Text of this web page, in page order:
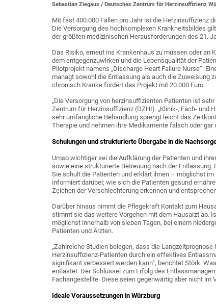
Sebastian Ziegaus / Deutsches Zentrum für Herzinsuffizienz
Mit fast 400.000 Fällen pro Jahr ist die Herzinsuffizienz
Die Versorgung des hochkomplexen Krankheitsbildes
der größten medizinischen Herausforderungen des 21.
Das Risiko, erneut ins Krankenhaus zu müssen oder
dem entgegenzuwirken und die Lebensqualität der
Pilotprojekt namens „Discharge Heart Failure Nurse“:
managt sowohl die Entlassung als auch die Zuweisung
chronisch Kranke fördert das Projekt mit 20.000 Euro.
„Die Versorgung von herzinsuffizienten Patienten ist
Zentrum für Herzinsuffizienz (DZHI). „Klinik-, Fach- und
sehr umfängliche Behandlung sprengt leicht das
Therapie und nehmen ihre Medikamente falsch oder gar
Schulungen und strukturierte Übergabe in die
Umso wichtiger sei die Aufklärung der Patienten und
sowie eine strukturierte Betreuung nach der
Sie schult die Patienten und erklärt ihnen – möglichst
informiert darüber, wie sich die Patienten gesund
Zeichen der Verschlechterung erkennen und
Darüber hinaus nimmt die Pflegekraft Kontakt zum
stimmt sie das weitere Vorgehen mit dem Hausarzt ab.
möglichst innerhalb von sieben Tagen, bei einem
Patienten und Ärzten.
„Zahlreiche Studien belegen, dass die
Herzinsuffizienz-Patienten durch ein effektives
signifikant verbessert werden kann“, berichtet Störk.
entlastet. Der Schlüssel zum Erfolg des
Fachangestellte. Diese seien gegenwärtig aber nicht im
Ideale Voraussetzungen in Würzburg